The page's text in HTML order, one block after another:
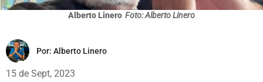
Alberto Linero Foto: Alberto Linero
Por: Alberto Linero
15 de Sept, 2023